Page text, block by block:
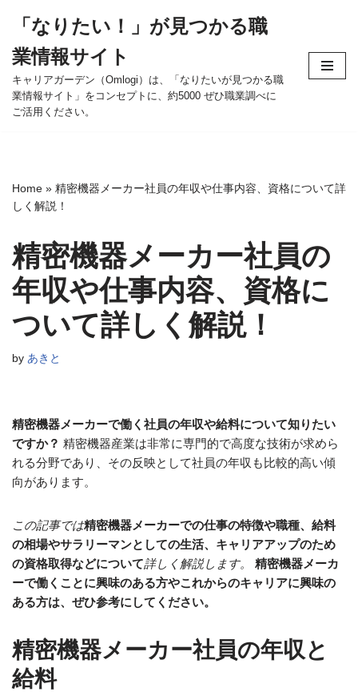
ン
テ
ン
ツ
ッ
プ
「なりたい！」が見つかる職
業情報サイト
キャリアガーデン（Omlogi）は、「なりたいが見つかる職
業情報サイト」をコンセプトに、約5000 ぜひ職業調べに
ご活用ください。
Home » 精密機器メーカー社員の年収や仕事内容、資格について詳
しく解説！
精密機器メーカー社員の
年収や仕事内容、資格に
ついて詳しく解説！
by あきと
精密機器メーカーで働く社員の年収や給料について知りたい
ですか？ 精密機器産業は非常に専門的で高度な技術が求めら
れる分野であり、その反映として社員の年収も比較的高い傾
向があります。
この記事では精密機器メーカーでの仕事の特徴や職種、給料
の相場やサラリーマンとしての生活、キャリアアップのため
の資格取得などについて詳しく解説します。
精密機器メーカ
ーで働くことに興味のある方やこれからのキャリアに興味の
ある方は、ぜひ参考にしてください。
精密機器メーカー社員の年収と
給料